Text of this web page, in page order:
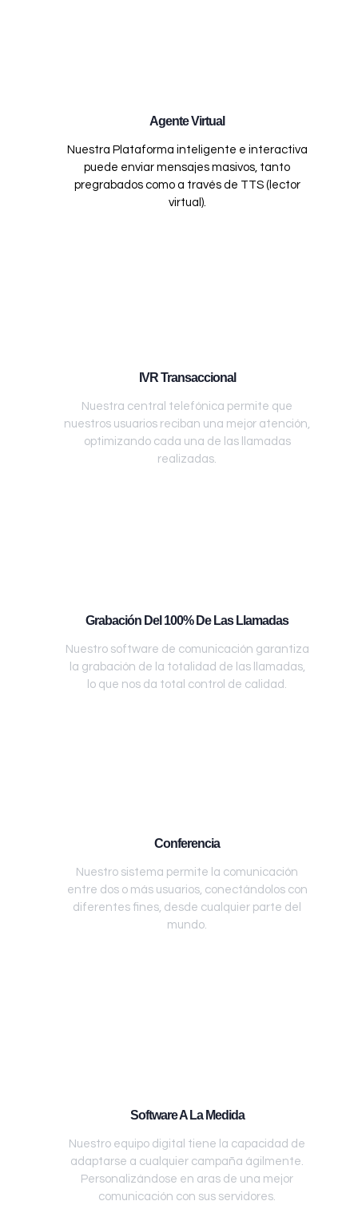
Agente Virtual
Nuestra Plataforma inteligente e interactiva
puede enviar mensajes masivos, tanto
pregrabados como a través de TTS (lector
virtual).
IVR Transaccional
Nuestra central telefónica permite que
nuestros usuarios reciban una mejor atención,
optimizando cada una de las llamadas
realizadas.
Grabación Del 100% De Las Llamadas
Nuestro software de comunicación garantiza
la grabación de la totalidad de las llamadas,
lo que nos da total control de calidad.
Conferencia
Nuestro sistema permite la comunicación
entre dos o más usuarios, conectándolos con
diferentes fines, desde cualquier parte del
mundo.
Software A La Medida
Nuestro equipo digital tiene la capacidad de
adaptarse a cualquier campaña ágilmente.
Personalizándose en aras de una mejor
comunicación con sus servidores.